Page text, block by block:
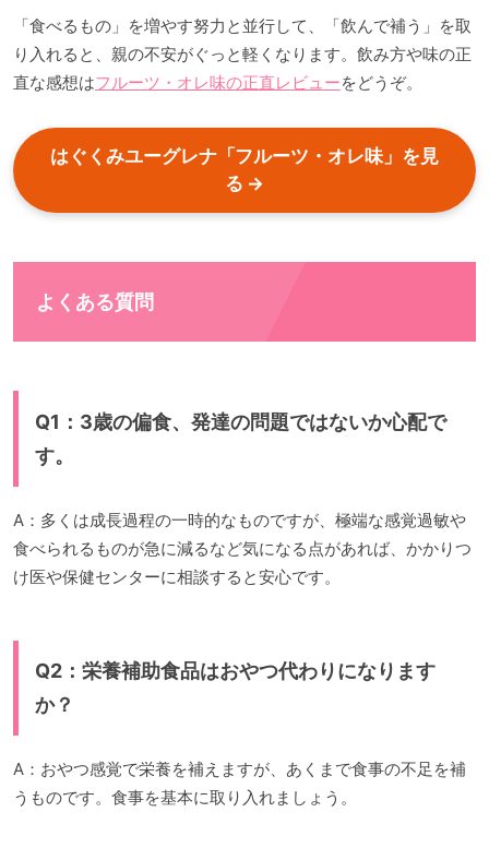
「食べるもの」を増やす努力と並行して、「飲んで補う」を取
り入れると、親の不安がぐっと軽くなります。飲み方や味の正
直な感想はフルーツ・オレ味の正直レビューをどうぞ。
はぐくみユーグレナ「フルーツ・オレ味」を見
る →
よくある質問
Q1：3歳の偏食、発達の問題ではないか心配で
す。
A：多くは成長過程の一時的なものですが、極端な感覚過敏や
食べられるものが急に減るなど気になる点があれば、かかりつ
け医や保健センターに相談すると安心です。
Q2：栄養補助食品はおやつ代わりになります
か？
A：おやつ感覚で栄養を補えますが、あくまで食事の不足を補
うものです。食事を基本に取り入れましょう。